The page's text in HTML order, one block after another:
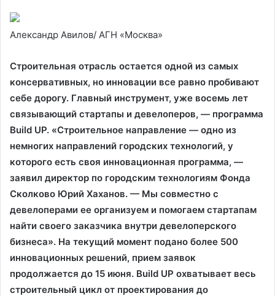
Александр Авилов/ АГН «Москва»
Строительная отрасль остается одной из самых
консервативных, но инновации все равно пробивают
себе дорогу. Главный инструмент, уже восемь лет
связывающий стартапы и девелоперов, — программа
Build UP. «Строительное направление — одно из
немногих направлений городских технологий, у
которого есть своя инновационная программа, —
заявил директор по городским технологиям Фонда
Сколково Юрий Хаханов. — Мы совместно с
девелоперами ее организуем и помогаем стартапам
найти своего заказчика внутри девелоперского
бизнеса». На текущий момент подано более 500
инновационных решений, прием заявок
продолжается до 15 июня. Build UP охватывает весь
строительный цикл от проектирования до